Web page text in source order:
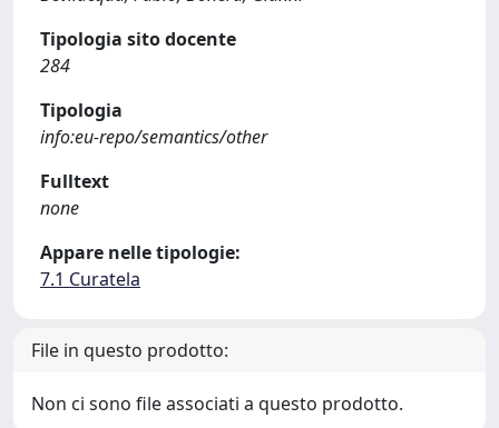
Tipologia sito docente
284
Tipologia
info:eu-repo/semantics/other
Fulltext
none
Appare nelle tipologie:
7.1 Curatela
File in questo prodotto:
Non ci sono file associati a questo prodotto.